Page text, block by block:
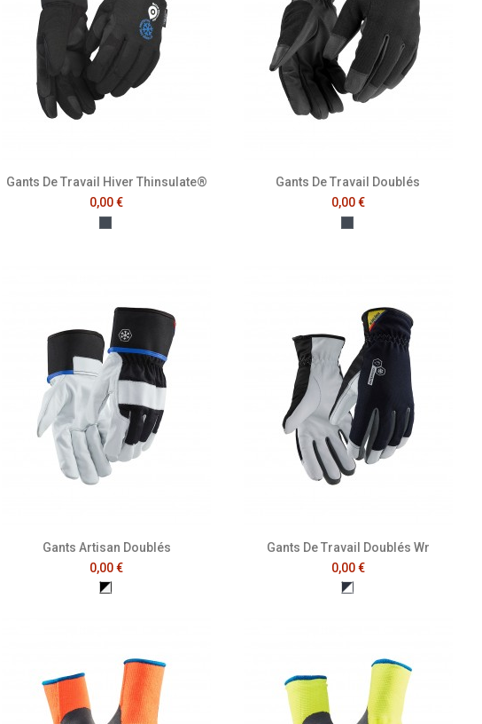
Gants De Travail Hiver Thinsulate®
0,00 €
Noir
Gants De Travail Doublés
0,00 €
Noir
Gants Artisan Doublés
0,00 €
Noir/Blanc
Gants De Travail Doublés Wr
0,00 €
Marine Foncé/Blanc